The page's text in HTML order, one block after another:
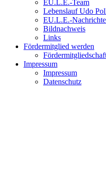
EU.L.E.-Team
Lebenslauf Udo
EU.L.E.-
Bildnachweis
Links
Fördermitglied werden
Impressum
Impressum
Datenschutz